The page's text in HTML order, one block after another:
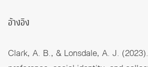
อ้างอิง
Clark, A. B., & Lonsdale, A. J.